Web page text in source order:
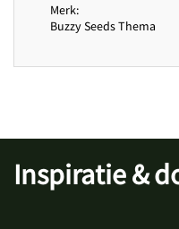
Merk
Buzzy Seeds Thema
Inspiratie &